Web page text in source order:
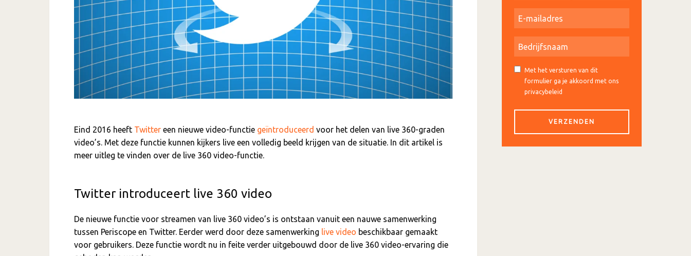
Eind 2016 heeft Twitter een nieuwe video-functie geïntroduceerd voor het delen van live 360-graden
video’s. Met deze functie kunnen kijkers live een volledig beeld krijgen van de situatie. In dit artikel is
meer uitleg te vinden over de live 360 video-functie.
Twitter introduceert live 360 video
De nieuwe functie voor streamen van live 360 video’s is ontstaan vanuit een nauwe samenwerking
tussen Periscope en Twitter. Eerder werd door deze samenwerking live video beschikbaar gemaakt
voor gebruikers. Deze functie wordt nu in feite verder uitgebouwd door de live 360 video-ervaring die
Met het versturen van dit
formulier ga je akkoord met ons
privacybeleid